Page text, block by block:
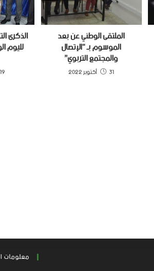
19 مايو 2025
الملتقى الوطني عن بعد
الموسوم بـ “الإتصال
والمجتمع التربوي”
31 أكتوبر 2022
معلومات